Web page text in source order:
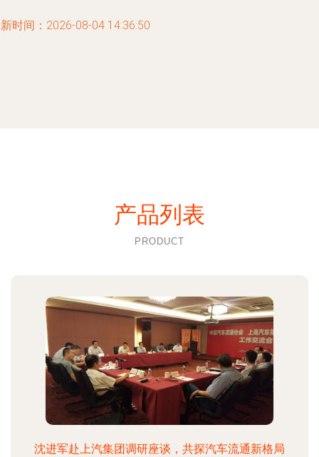
时间：2026-08-04 14:36:50
产品列表
PRODUCT
沈进军赴上汽集团调研座谈，共探汽车流通新格局